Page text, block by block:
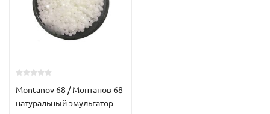
Montanov 68 / Монтанов 68
натуральный эмульгатор